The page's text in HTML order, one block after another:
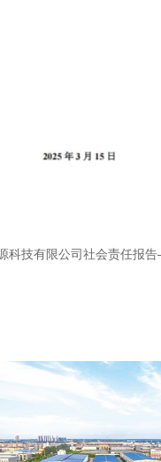
科技有限公司社会责任报